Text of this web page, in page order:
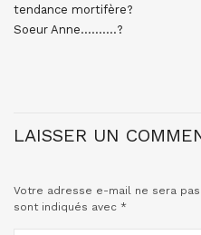
tendance mortifère?
Soeur Anne……….?
LAISSER UN
Votre adresse e-mail ne sera
sont indiqués avec *